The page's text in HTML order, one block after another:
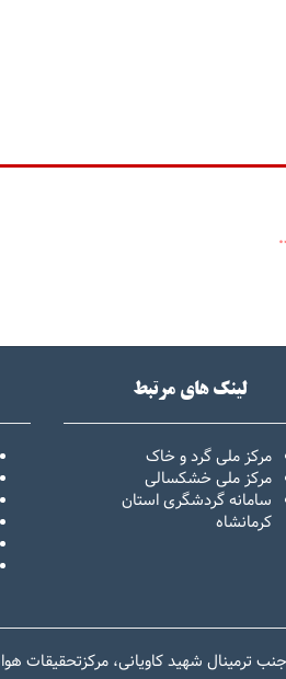
لینک های مرتبط
مرکز ملی گرد و خاک
مرکز ملی خشکسالی
سامانه گردشگری استان
کرمانشاه
ترمینال شهید کاویانی، مرکزتحقیقات